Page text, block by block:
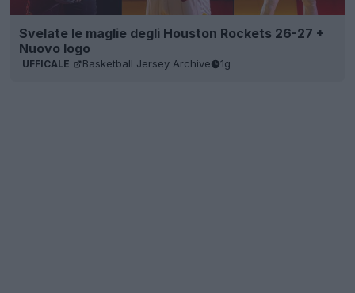
Svelate le maglie degli Houston Rockets 26-27 +
Nuovo logo
UFFICALE Basketball Jersey Archive 1g